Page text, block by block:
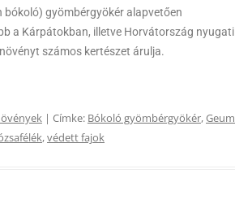
bókoló) gyömbérgyökér alapvetően
a Kárpátokban, illetve Horvátország nyugati
számos kertészet árulja.
| Címke: Bókoló gyömbérgyökér,Geum
,védett fajok